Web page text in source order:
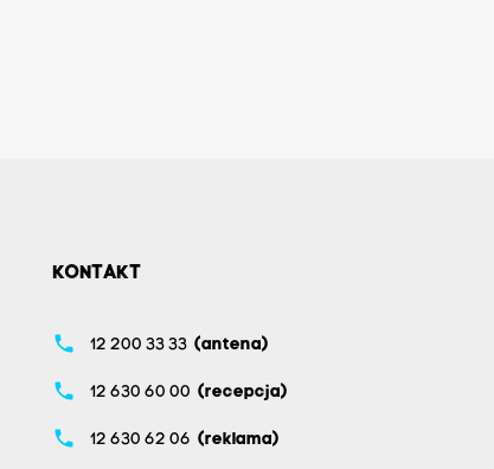
KONTAKT
phone 12 200 33 33 (antena)
phone 12 630 60 00 (recepcja)
phone 12 630 62 06 (reklama)